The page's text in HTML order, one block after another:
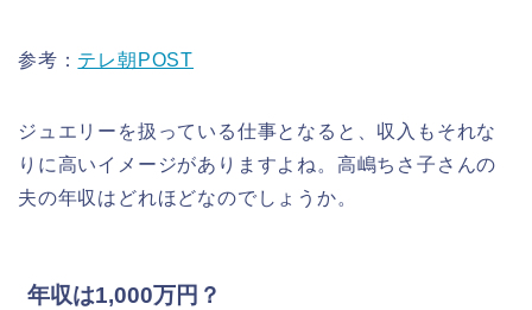
参考： テレ朝POST
ジュエリーを扱っている仕事となると、収入もそれな
りに高いイメージがありますよね。高嶋ちさ子さんの
夫の年収はどれほどなのでしょうか。
年収は1,000万円？